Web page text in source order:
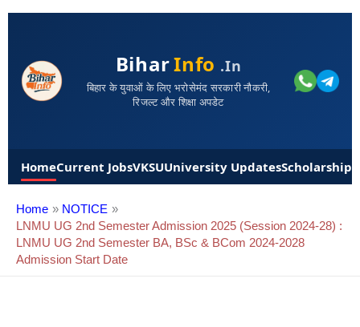
BiharInfo .in
बिहार के युवाओं के लिए भरोसेमंद सरकारी नौकरी,
रिजल्ट और शिक्षा अपडेट
HomeCurrent JobsVKSUUniversity UpdatesScholarships
Home
NOTICE
LNMU UG 2nd Semester Admission 2025 (Session 2024-28) :
LNMU UG 2nd Semester BA, BSc & BCom 2024-2028
Admission Start Date